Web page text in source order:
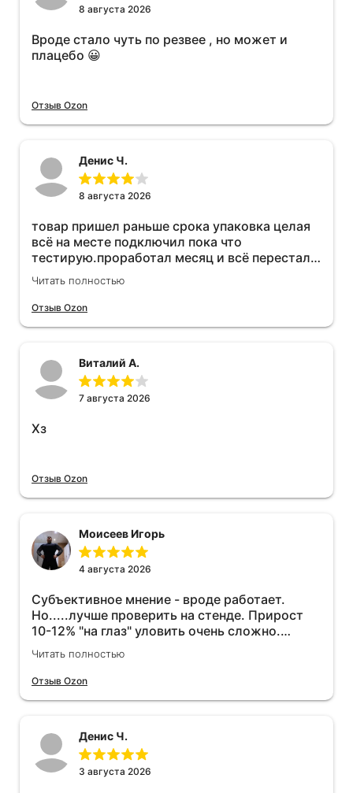
8 августа 2026
Вроде стало чуть по резвее , но может и
плацебо 😀
Отзыв Ozon
Денис Ч.
8 августа 2026
товар пришел раньше срока упаковка целая
всё на месте подключил пока что
тестирую.проработал месяц и всё перестал
работать прибавился расход топлива , очень
жаль деньги на ветер
Читать полностью
Отзыв Ozon
Виталий А.
7 августа 2026
Хз
Отзыв Ozon
Моисеев Игорь
4 августа 2026
Субъективное мнение - вроде работает.
Но.....лучше проверить на стенде. Прирост
10-12% "на глаз" уловить очень сложно.
Покатаюсь, потом отключу и посмотрю, что
будет 😁.
Читать полностью
Отзыв Ozon
Денис Ч.
3 августа 2026